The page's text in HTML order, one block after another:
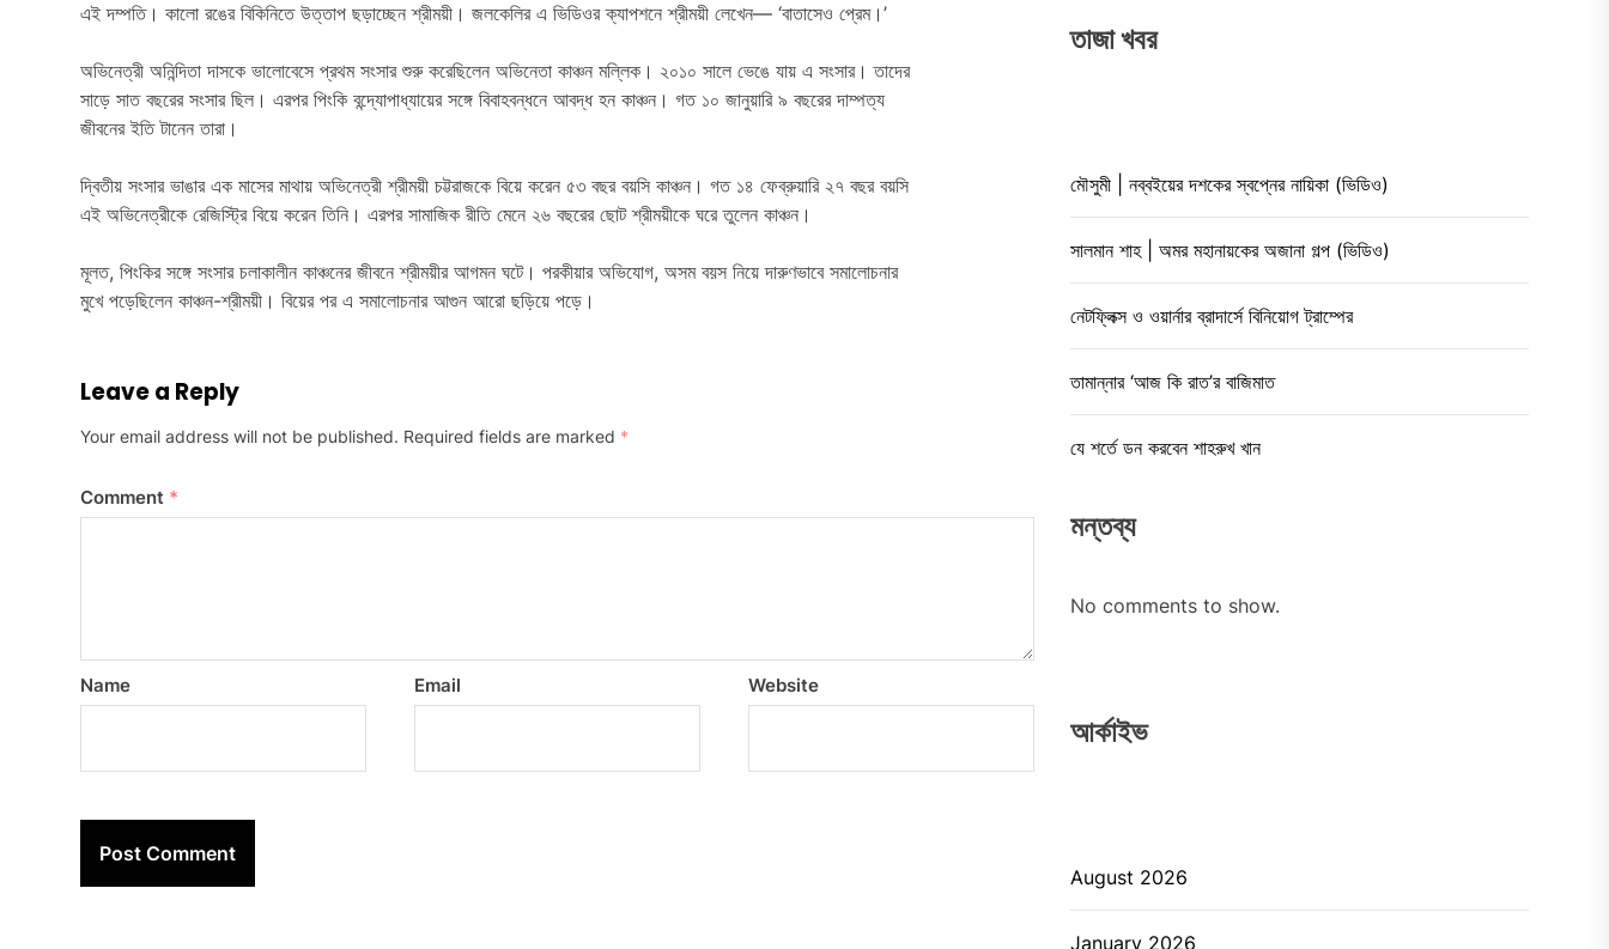
এই দম্পতি। কালো রঙের বিকিনিতে উত্তাপ ছড়াচ্ছেন শ্রীময়ী। জলকেলির এ ভিডিওর ক্যাপশনে শ্রীময়ী লেখেন— ‘বাতাসেও প্রেম।’
অভিনেত্রী অনিন্দিতা দাসকে ভালোবেসে প্রথম সংসার শুরু করেছিলেন অভিনেতা কাঞ্চন মল্লিক। ২০১০ সালে ভেঙে যায় এ সংসার। তাদের
সাড়ে সাত বছরের সংসার ছিল। এরপর পিংকি বন্দ্যোপাধ্যায়ের সঙ্গে বিবাহবন্ধনে আবদ্ধ হন কাঞ্চন। গত ১০ জানুয়ারি ৯ বছরের দাম্পত্য
জীবনের ইতি টানেন তারা।
দ্বিতীয় সংসার ভাঙার এক মাসের মাথায় অভিনেত্রী শ্রীময়ী চট্টরাজকে বিয়ে করেন ৫৩ বছর বয়সি কাঞ্চন। গত ১৪ ফেব্রুয়ারি ২৭ বছর বয়সি
এই অভিনেত্রীকে রেজিস্ট্রি বিয়ে করেন তিনি। এরপর সামাজিক রীতি মেনে ২৬ বছরের ছোট শ্রীময়ীকে ঘরে তুলেন কাঞ্চন।
মূলত, পিংকির সঙ্গে সংসার চলাকালীন কাঞ্চনের জীবনে শ্রীময়ীর আগমন ঘটে। পরকীয়ার অভিযোগ, অসম বয়স নিয়ে দারুণভাবে সমালোচনার
মুখে পড়েছিলেন কাঞ্চন-শ্রীময়ী। বিয়ের পর এ সমালোচনার আগুন আরো ছড়িয়ে পড়ে।
Leave a Reply
Your email address will not be published. Required fields are marked *
Comment *
Name Email Website
তাজা খবর
মৌসুমী | নব্বইয়ের দশকের স্বপ্নের নায়িকা (ভিডিও)
সালমান শাহ | অমর মহানায়কের অজানা গল্প (ভিডিও)
নেটফ্লিক্স ও ওয়ার্নার ব্রাদার্সে বিনিয়োগ ট্রাম্পের
তামান্নার ‘আজ কি রাত’র বাজিমাত
যে শর্তে ডন করবেন শাহরুখ খান
মন্তব্য
No comments to show.
আর্কাইভ
August 2026
January 2026